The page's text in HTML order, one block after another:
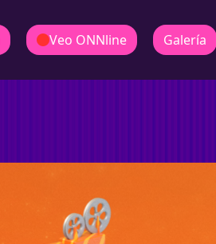
Veo ONNline Galería